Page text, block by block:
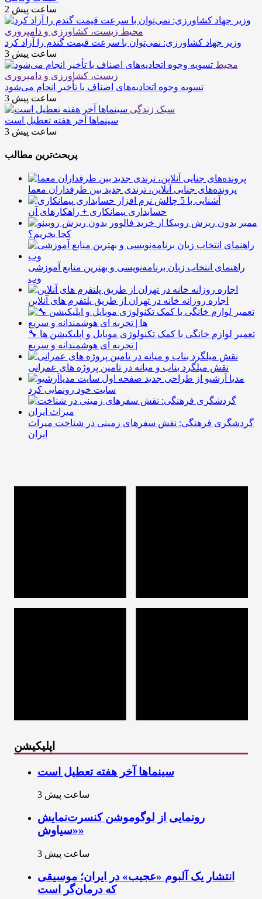
2 ساعت پیش
محیط زیست، کشاورزی و دامپروری
وزیر جهاد کشاورزی: نمی‌توان با سرعت قیمت گندم را آزاد کرد
3 ساعت پیش
محیط
زیست، کشاورزی و دامپروری
تسویه وجوه اتحادیه‌های اصناف با تأخیر انجام می‌شود
3 ساعت پیش
سبک زندگی
سینماها آخر هفته تعطیل است
3 ساعت پیش
پربحث‌ترین مطالب
پرونده‌های جنایی آنلاین، ترندی جدید بین طرفداران معما
آشنایی با 5 چالش
حسابداری پیمانکاری + راهکارهای آن
ممبر بدون ریزش روبیکا از
کجا بخریم؟
راهنمای انتخاب زبان برنامه‌نویسی و بهترین منابع آموزشی
وب
اجاره روزانه خانه در تهران از طریق پلتفرم های آنلاین
🔧 تعمیر لوازم خانگی با کمک تکنولوژی موبایل و اپلیکیشن ها
| تجربه ای هوشمندانه و سریع
نقش میلگرد بناب و میانه در تامین پروژه های عمرانی
مدیا آرشیو از طراحی جدید
سایت خود رونمایی کرد
گردشگری فرهنگی: نقش سفرهای زمینی در شناخت میراث
ایران
اپلیکیشن
سینماها آخر هفته تعطیل است
3 ساعت پیش
رونمایی از لوگوموشن کنسرت‌نمایش
«سیاوش»
3 ساعت پیش
انتشار یک آلبوم «عجیب» در ایران؛ موسیقی
که درمان‌گر است